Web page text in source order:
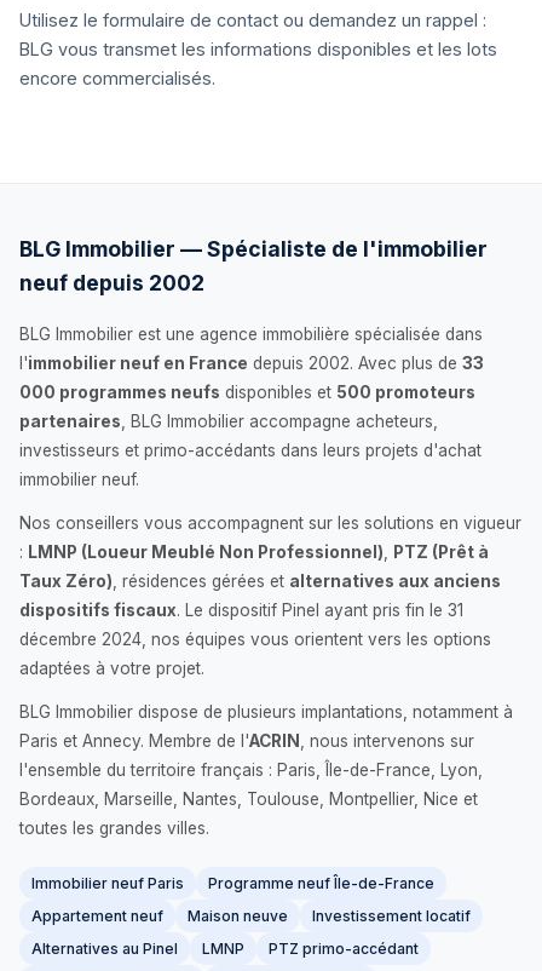
Utilisez le formulaire de contact ou demandez un rappel :
BLG vous transmet les informations disponibles et les lots
encore commercialisés.
BLG Immobilier — Spécialiste de l'immobilier
neuf depuis 2002
BLG Immobilier est une agence immobilière spécialisée dans
l'immobilier neuf en France depuis 2002. Avec plus de 33
000 programmes neufs disponibles et 500 promoteurs
partenaires , BLG Immobilier accompagne acheteurs,
investisseurs et primo-accédants dans leurs projets d'achat
immobilier neuf.
Nos conseillers vous accompagnent sur les solutions en vigueur
: LMNP (Loueur Meublé Non Professionnel)
PTZ (Prêt à
Taux Zéro) , résidences gérées et alternatives aux anciens
dispositifs fiscaux. Le dispositif Pinel ayant pris fin le 31
décembre 2024, nos équipes vous orientent vers les options
adaptées à votre projet.
BLG Immobilier dispose de plusieurs implantations, notamment à
Paris et Annecy. Membre de l'ACRIN
, nous intervenons sur
l'ensemble du territoire français : Paris, Île-de-France, Lyon,
Bordeaux, Marseille, Nantes, Toulouse, Montpellier, Nice et
toutes les grandes villes.
Immobilier neuf Paris
Programme neuf Île-de-France
Appartement neuf
Maison neuve
Investissement locatif
Alternatives au Pinel
LMNP
PTZ primo-accédant